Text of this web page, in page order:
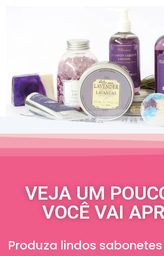
VEJA UM
VOCÊ VAI
Produza lindos